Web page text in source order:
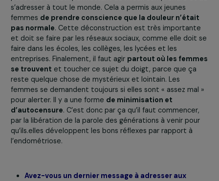
lutte contre les inégalités.
Est-ce que vous pensez que l’endométriose est
angle pertinent pour aborder les inégalités de
genre de manière transversale ? Notamment en
termes d’inégalités de santé entre les femmes
les hommes ?
Comme l’avait dit Prisca Thévenot, alors parlementaire,
l’endométriose est le cheval de Troie de la santé des
femmes. Effectivement, la santé de la femme, parce
qu’elle est spécifique, engendre des inégalités